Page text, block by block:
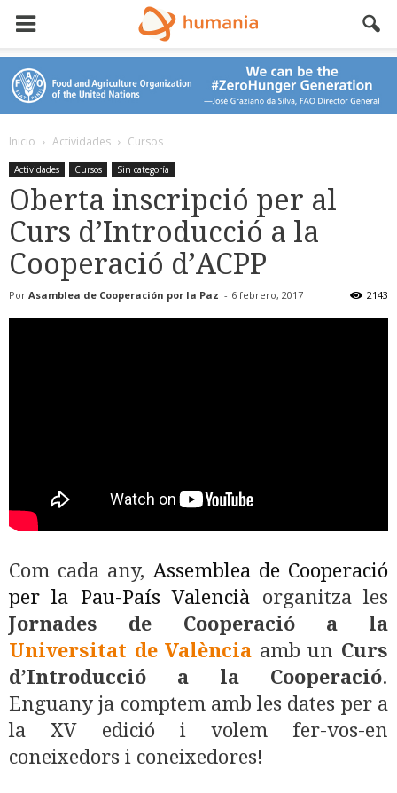
Inicio Actividades Cursos
Actividades Cursos Sin categoría
Oberta inscripció per al
Curs d’Introducció a la
Cooperació d’ACPP
Por Asamblea de Cooperación por la Paz - 6 febrero, 2017 2143
Com cada any, Assemblea de Cooperació
per la Pau-País Valencià organitza les
Jornades de Cooperació a la
Universitat de València amb un Curs
d’Introducció a la Cooperació.
Enguany ja comptem amb les dates per a
la XV edició i volem fer-vos-en
coneixedors i coneixedores!